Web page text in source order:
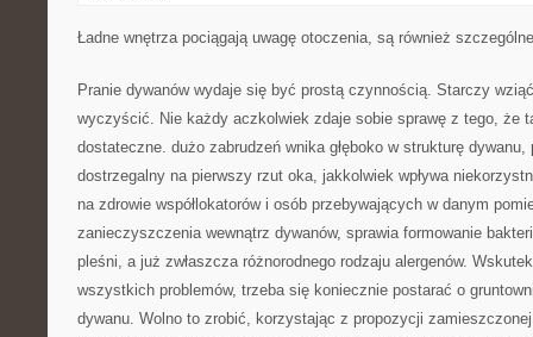
Ładne wnętrza pociągają uwagę otoczenia, są również
Pranie dywanów wydaje się być prostą czynnością. Starczy
wyczyścić. Nie każdy aczkolwiek zdaje sobie sprawę z tego, że
dostateczne. dużo zabrudzeń wnika głęboko w strukturę
dostrzegalny na pierwszy rzut oka, jakkolwiek wpływa
na zdrowie współlokatorów i osób przebywających w danym
zanieczyszczenia wewnątrz dywanów, sprawia formowanie
pleśni, a już zwłaszcza różnorodnego rodzaju alergenów.
wszystkich problemów, trzeba się koniecznie postarać o
dywanu. Wolno to zrobić, korzystając z propozycji